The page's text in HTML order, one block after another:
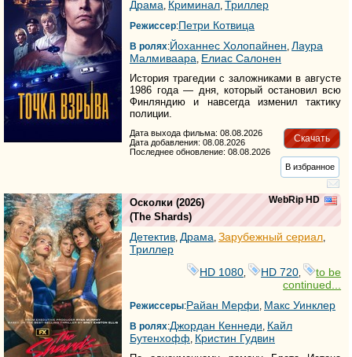
Драма, Криминал, Триллер
Режиссер:Петри Котвица
В ролях:Йоханнес Холопайнен, Лаура
Малмиваара, Елиас Салонен
История трагедии с заложниками в августе
1986 года — дня, который остановил всю
Финляндию и навсегда изменил тактику
полиции.
Скачать
Дата выхода фильма: 08.08.2026
Дата добавления: 08.08.2026
Последнее обновление: 08.08.2026
В избранное
WebRip HD
Осколки (2026)
(The Shards)
Детектив, Драма, Зарубежный сериал,
Триллер
HD 1080
HD 720
to be
continued...
Режиссеры:Райан Мерфи, Макс Уинклер
В ролях:Джордан Кеннеди, Кайл
Бутенхофф, Кристин Гудвин